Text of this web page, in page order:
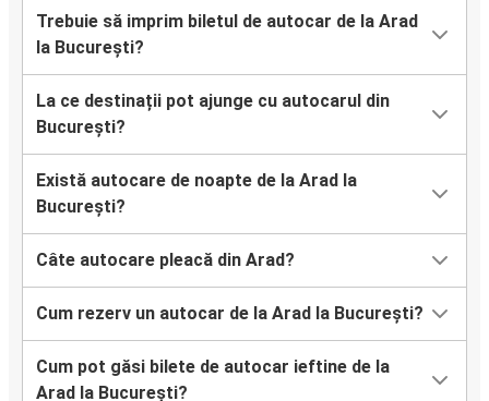
Trebuie să imprim biletul de autocar de la Arad
la București?
La ce destinații pot ajunge cu autocarul din
București?
Există autocare de noapte de la Arad la
București?
Câte autocare pleacă din Arad?
Cum rezerv un autocar de la Arad la București?
Cum pot găsi bilete de autocar ieftine de la
Arad la București?